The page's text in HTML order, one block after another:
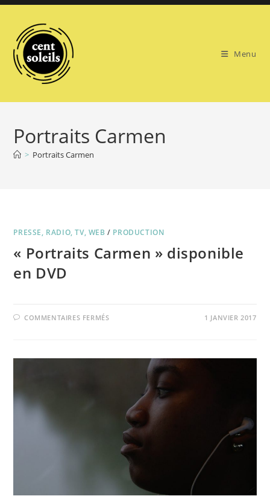
Skip
content
Menu
Portraits Carmen
> Portraits Carmen
PRESSE, RADIO, TV, WEB / PRODUCTION
« Portraits Carmen » disponible
en DVD
COMMENTAIRES FERMÉSSUR
DVD
1 JANVIER 2017